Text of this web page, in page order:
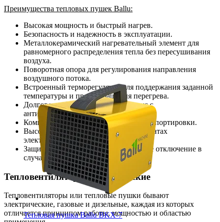
Преимущества тепловых пушек Ballu:
Высокая мощность и быстрый нагрев.
Безопасность и надежность в эксплуатации.
Металлокерамический нагревательный элемент для
равномерного распределения тепла без пересушивания
воздуха.
Поворотная опора для регулирования направления
воздушного потока.
Встроенный терморегулятор для поддержания заданной
температуры и предотвращения перегрева.
Долговечный металлический корпус с
антикоррозийным покрытием.
Компактные размеры и удобство транспортировки.
Высокий КПД при минимальных затратах
электроэнергии.
Защита от перегрева и автоматическое отключение в
случае критических температур.
Тепловентиляторы электрические
Тепловентиляторы или тепловые пушки бывают
электрические, газовые и дизельные, каждая из которых
отличается принципом работы, мощностью и областью
Тепловая пушка Ballu BKX-7